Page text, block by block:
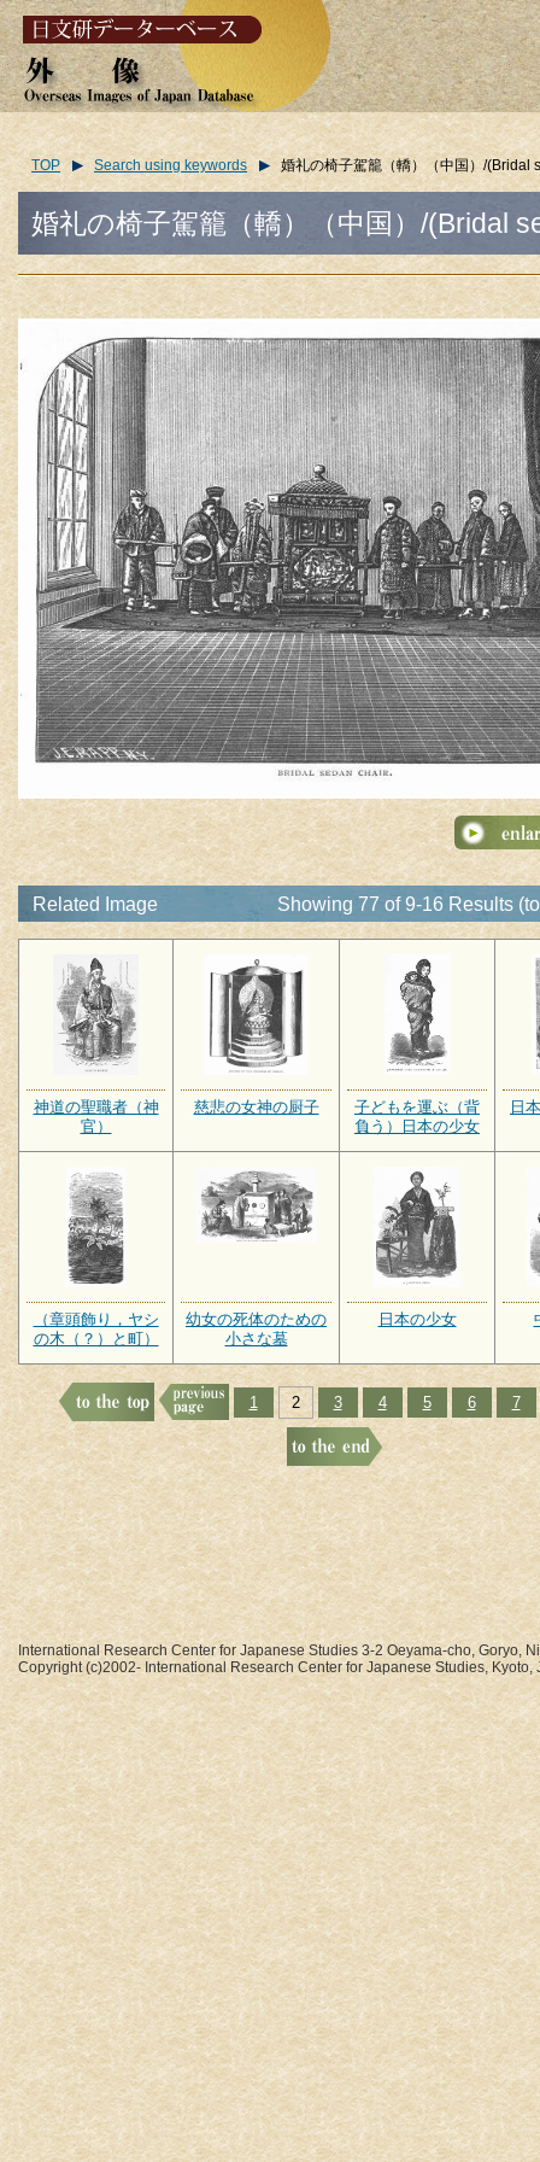
TOP Search using keywords 婚礼の椅子駕籠（轎）（中国）/(Bridal
婚礼の椅子駕籠（轎）（中国）/(Bridal
Related Image Showing 77 of 9-16 Results
神道の聖職者（神
官）
慈悲の女神の厨子
子どもを運ぶ（背
負う）日本の少女
日
（章頭飾り，ヤシ
の木（？）と町）
幼女の死体のための
小さな墓
日本の少女
1 2 3 4 5 6 7
International Research Center for Japanese Studies 3-2 Oeyama-cho, Goryo,
Copyright (c)2002- International Research Center for Japanese Studies, Kyoto,